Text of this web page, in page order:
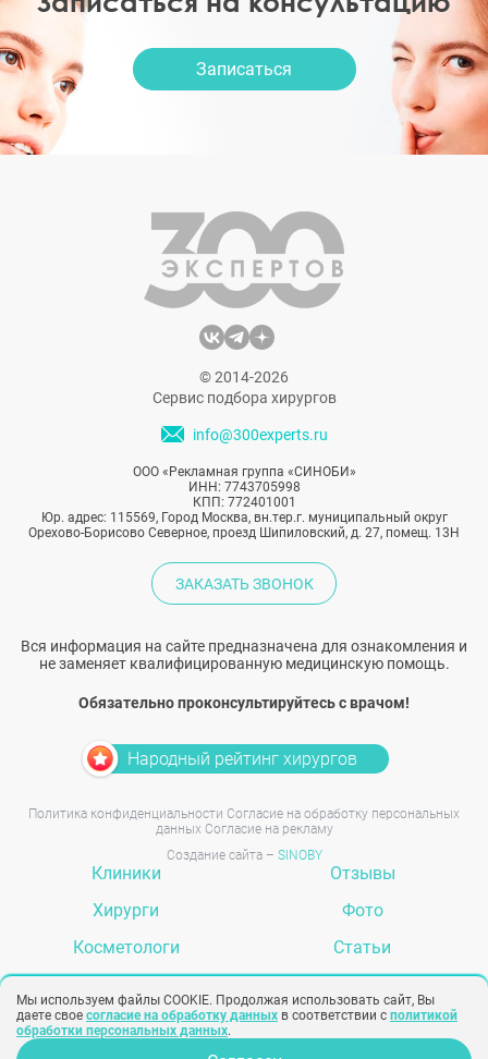
Записаться
© 2014-2026
Сервис подбора хирургов
info@300experts.ru
ООО «Рекламная группа «СИНОБИ»
ИНН: 7743705998
КПП: 772401001
Юр. адрес: 115569, Город Москва, вн.тер.г. муниципальный округ
Орехово-Борисово Северное, проезд Шипиловский, д. 27, помещ. 13Н
ЗАКАЗАТЬ ЗВОНОК
Вся информация на сайте предназначена для ознакомления и
не заменяет квалифицированную медицинскую помощь.
Обязательно проконсультируйтесь с врачом!
Народный рейтинг хирургов
Политика конфиденциальности Согласие на обработку персональных
данных Согласие на рекламу
Создание сайта – SINOBY
Клиники
Хирурги
Косметологи
Отзывы
Фото
Статьи
Мы используем файлы COOKIE. Продолжая использовать сайт, Вы
даете свое согласие на обработку данных в соответствии с политикой
обработки персональных данных.